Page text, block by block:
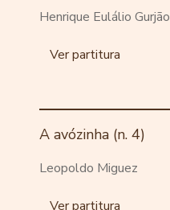
Henrique Eulálio Gurjão
Ver partitura
A avózinha (n. 4)
Leopoldo Miguez
Ver partitura